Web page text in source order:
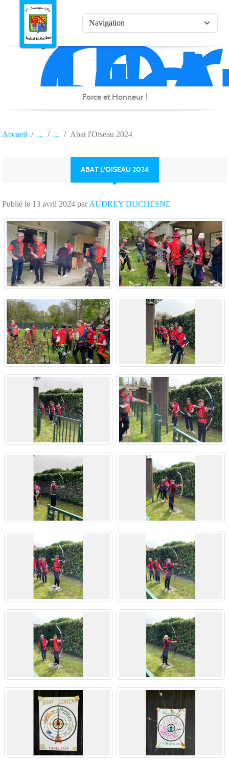
de
Force et Honneur !
Accueil Abat l'Oiseau 2024
ABAT L'OISEAU 2024
Publié le 13 avril 2024 parAUDREY DUCHESNE
Panneau de gestion des cookies